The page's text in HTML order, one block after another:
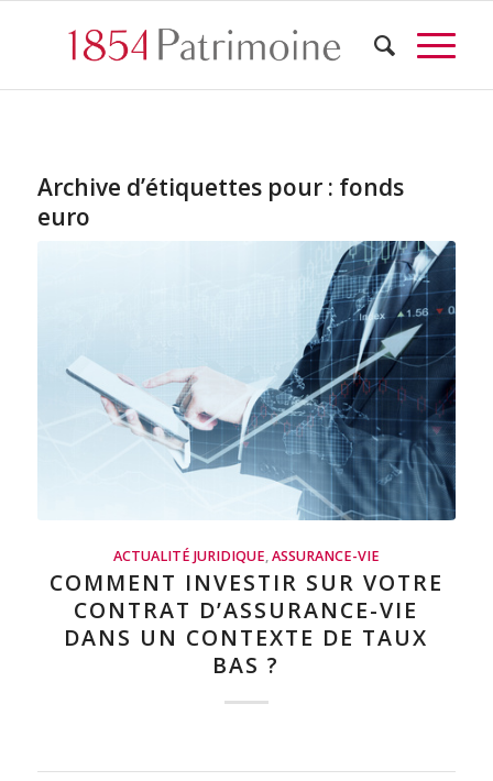
Archive d’étiquettes pour : fonds
euro
ACTUALITÉ JURIDIQUE,ASSURANCE-VIE
COMMENT INVESTIR SUR VOTRE
CONTRAT D’ASSURANCE-VIE
DANS UN CONTEXTE DE TAUX
BAS ?